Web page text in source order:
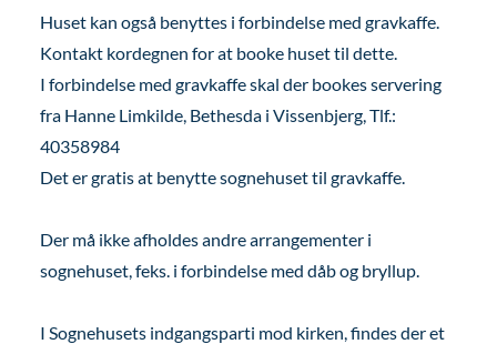
Huset kan også benyttes i forbindelse med gravkaffe.
Kontakt kordegnen for at booke huset til dette.
I forbindelse med gravkaffe skal der bookes servering
fra Hanne Limkilde, Bethesda i Vissenbjerg, Tlf.:
40358984
Det er gratis at benytte sognehuset til gravkaffe.
Der må ikke afholdes andre arrangementer i
sognehuset, feks. i forbindelse med dåb og bryllup.
I Sognehusets indgangsparti mod kirken, findes der et